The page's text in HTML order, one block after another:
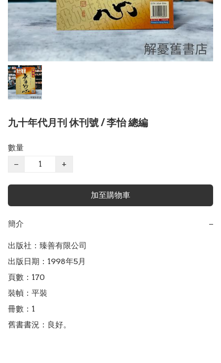
九十年代月刊 休刊號 / 李怡 總編
數量
−
+
加至購物車
簡介 −
出版社：臻善有限公司
出版日期：1998年5月
頁數：170
裝幀：平裝
冊數：1